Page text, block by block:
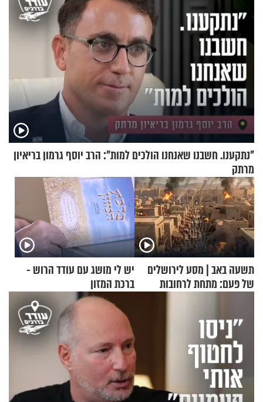
"נתקענו. חשבנו שאנחנו הולכים למות": הרב יוסף גרמון בריאיון
מרתק
תשעה באב | מסע לירושלים
של פעם: מתחת לרחובות
יש לי מושג עם עודד הרוש -
ברכת המזון